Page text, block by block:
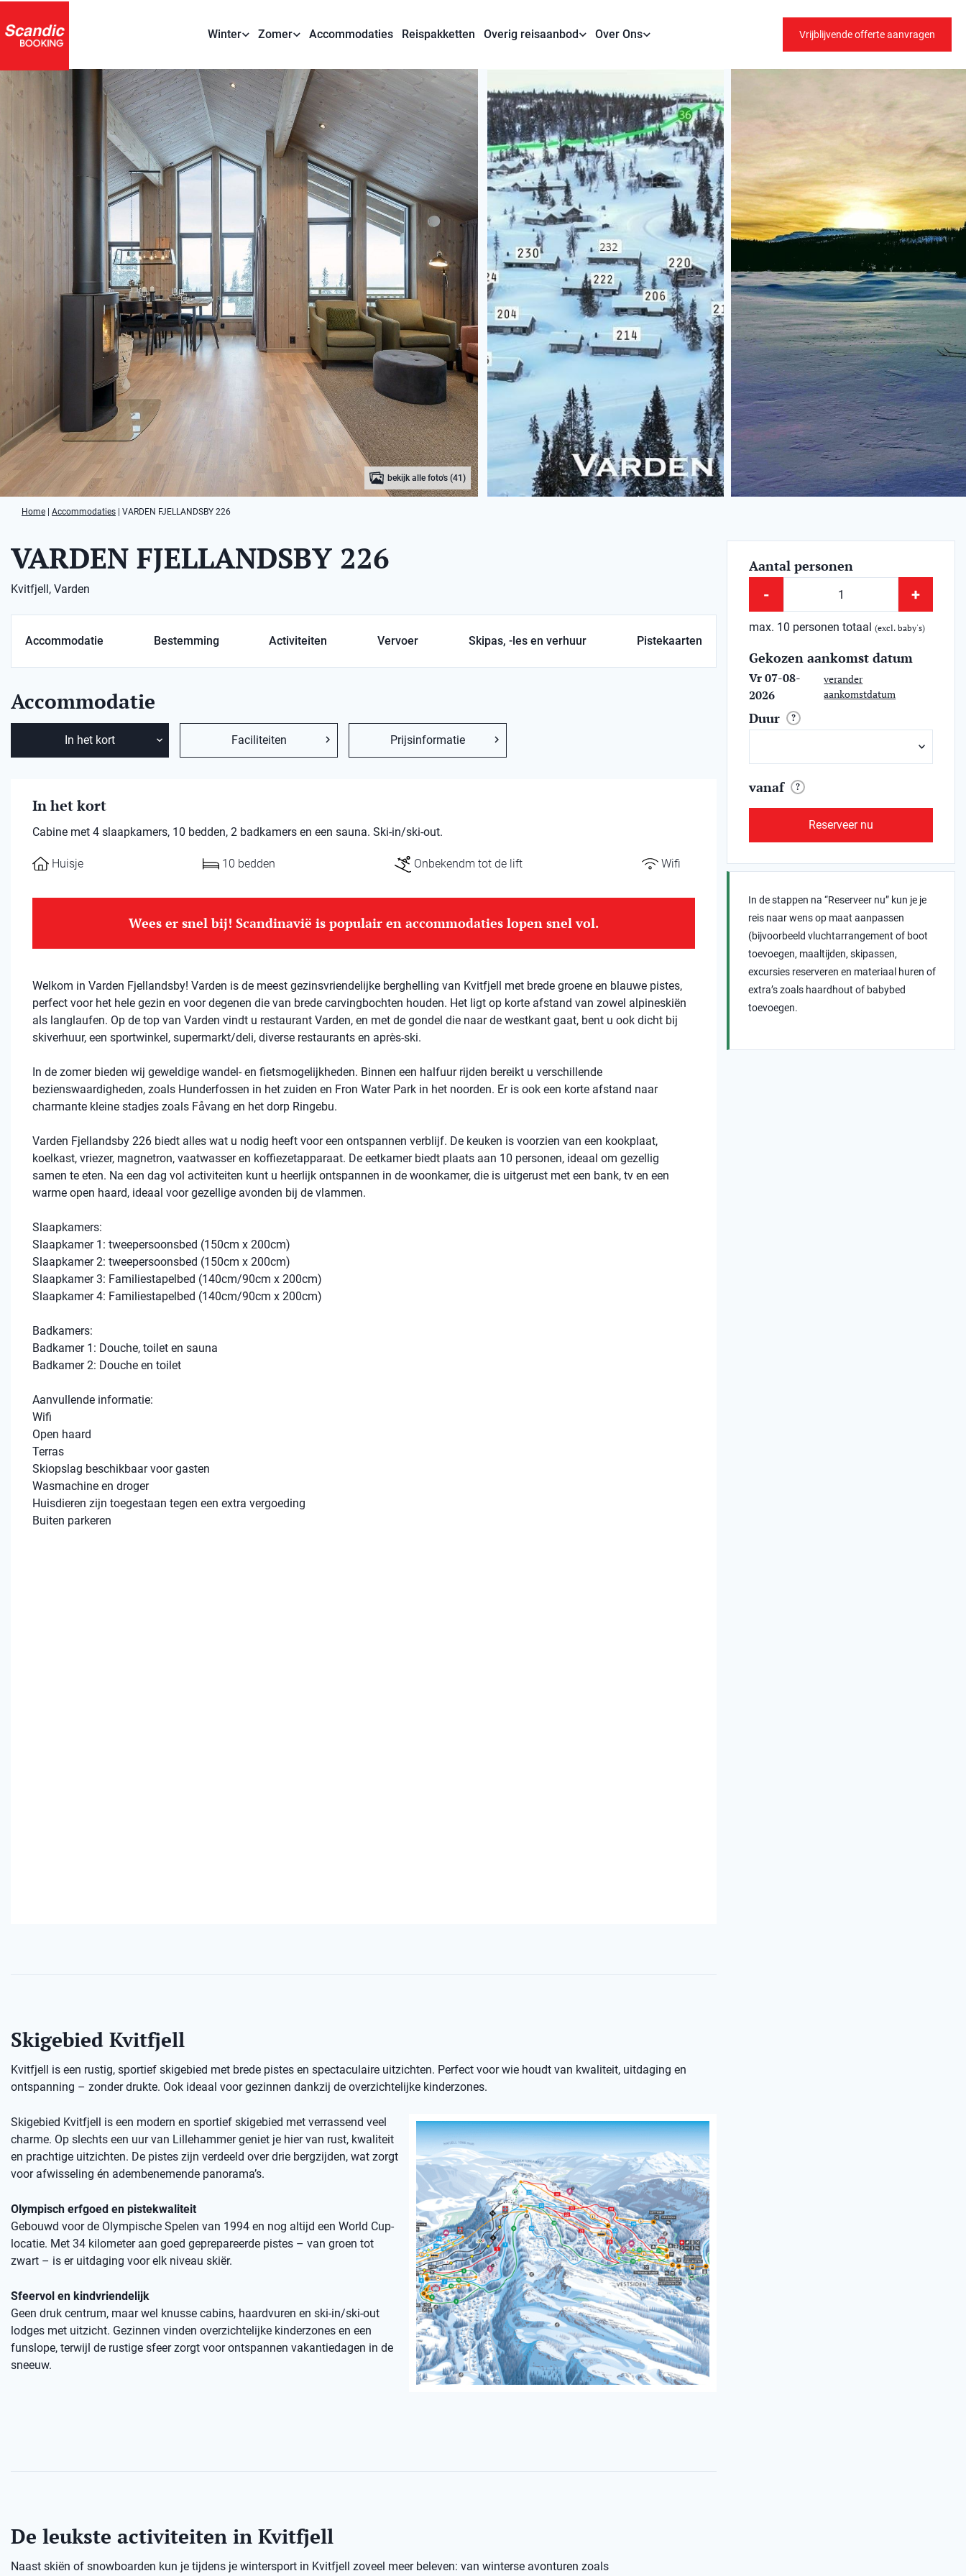
Winter Zomer Accommodaties Reispakketten Overig reisaanbod Over Ons Vrijblijvende offerte aanvragen
bekijk alle foto's (41)
Home Accommodaties VARDEN FJELLANDSBY 226
VARDEN FJELLANDSBY 226
Kvitfjell, Varden
Accommodatie Bestemming Activiteiten Vervoer Skipas, -les en verhuur Pistekaarten
Accommodatie
In het kort Faciliteiten Prijsinformatie
In het kort
Cabine met 4 slaapkamers, 10 bedden, 2 badkamers en een sauna. Ski-in/ski-out.
Huisje 10 bedden Onbekendm tot de lift Wifi
Wees er snel bij! Scandinavië is populair en accommodaties lopen snel vol.
Welkom in Varden Fjellandsby! Varden is de meest gezinsvriendelijke berghelling van Kvitfjell met brede groene en blauwe pistes,
perfect voor het hele gezin en voor degenen die van brede carvingbochten houden. Het ligt op korte afstand van zowel alpineskiën
als langlaufen. Op de top van Varden vindt u restaurant Varden, en met de gondel die naar de westkant gaat, bent u ook dicht bij
skiverhuur, een sportwinkel, supermarkt/deli, diverse restaurants en après-ski.
In de zomer bieden wij geweldige wandel- en fietsmogelijkheden. Binnen een halfuur rijden bereikt u verschillende
bezienswaardigheden, zoals Hunderfossen in het zuiden en Fron Water Park in het noorden. Er is ook een korte afstand naar
charmante kleine stadjes zoals Fåvang en het dorp Ringebu.
Varden Fjellandsby 226 biedt alles wat u nodig heeft voor een ontspannen verblijf. De keuken is voorzien van een kookplaat,
koelkast, vriezer, magnetron, vaatwasser en koffiezetapparaat. De eetkamer biedt plaats aan 10 personen, ideaal om gezellig
samen te eten. Na een dag vol activiteiten kunt u heerlijk ontspannen in de woonkamer, die is uitgerust met een bank, tv en een
warme open haard, ideaal voor gezellige avonden bij de vlammen.
Slaapkamers:
Slaapkamer 1: tweepersoonsbed (150cm x 200cm)
Slaapkamer 2: tweepersoonsbed (150cm x 200cm)
Slaapkamer 3: Familiestapelbed (140cm/90cm x 200cm)
Slaapkamer 4: Familiestapelbed (140cm/90cm x 200cm)
Badkamers:
Badkamer 1: Douche, toilet en sauna
Badkamer 2: Douche en toilet
Aanvullende informatie:
Wifi
Open haard
Terras
Skiopslag beschikbaar voor gasten
Wasmachine en droger
Huisdieren zijn toegestaan tegen een extra vergoeding
Buiten parkeren
Skigebied Kvitfjell
Kvitfjell is een rustig, sportief skigebied met brede pistes en spectaculaire uitzichten. Perfect voor wie houdt van kwaliteit, uitdaging en
ontspanning – zonder drukte. Ook ideaal voor gezinnen dankzij de overzichtelijke kinderzones.
Skigebied Kvitfjell is een modern en sportief skigebied met verrassend veel
charme. Op slechts een uur van Lillehammer geniet je hier van rust, kwaliteit
en prachtige uitzichten. De pistes zijn verdeeld over drie bergzijden, wat zorgt
voor afwisseling én adembenemende panorama’s.
Olympisch erfgoed en pistekwaliteit
Gebouwd voor de Olympische Spelen van 1994 en nog altijd een World Cup-
locatie. Met 34 kilometer aan goed geprepareerde pistes – van groen tot
zwart – is er uitdaging voor elk niveau skiër.
Sfeervol en kindvriendelijk
Geen druk centrum, maar wel knusse cabins, haardvuren en ski-in/ski-out
lodges met uitzicht. Gezinnen vinden overzichtelijke kinderzones en een
funslope, terwijl de rustige sfeer zorgt voor ontspannen vakantiedagen in de
sneeuw.
De leukste activiteiten in Kvitfjell
Naast skiën of snowboarden kun je tijdens je wintersport in Kvitfjell zoveel meer beleven: van winterse avonturen zoals
Aantal personen
- +
max. 10 personen totaal(excl. baby's)
Gekozen aankomst datum
Vr 07-08-
2026
verander
aankomstdatum
Duur ?
vanaf ?
Reserveer nu
In de stappen na “Reserveer nu” kun je je
reis naar wens op maat aanpassen
(bijvoorbeeld vluchtarrangement of boot
toevoegen, maaltijden, skipassen,
excursies reserveren en materiaal huren of
extra’s zoals haardhout of babybed
toevoegen.